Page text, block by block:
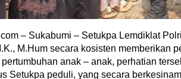
– Sukabumi – Setukpa Lemdiklat
M.Hum secara kosisten memberikan
anak – anak, perhatian
Setukpa peduli, yang secara